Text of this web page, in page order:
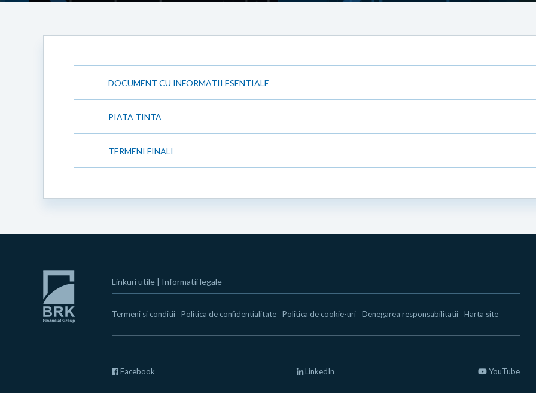
DOCUMENT CU INFORMATII ESENTIALE
PIATA TINTA
TERMENI FINALI
Linkuri utile | Informatii legale
Termeni si conditii Politica de confidentialitate Politica de cookie-uri Denegarea responsabilitatii Harta site
Facebook LinkedIn YouTube